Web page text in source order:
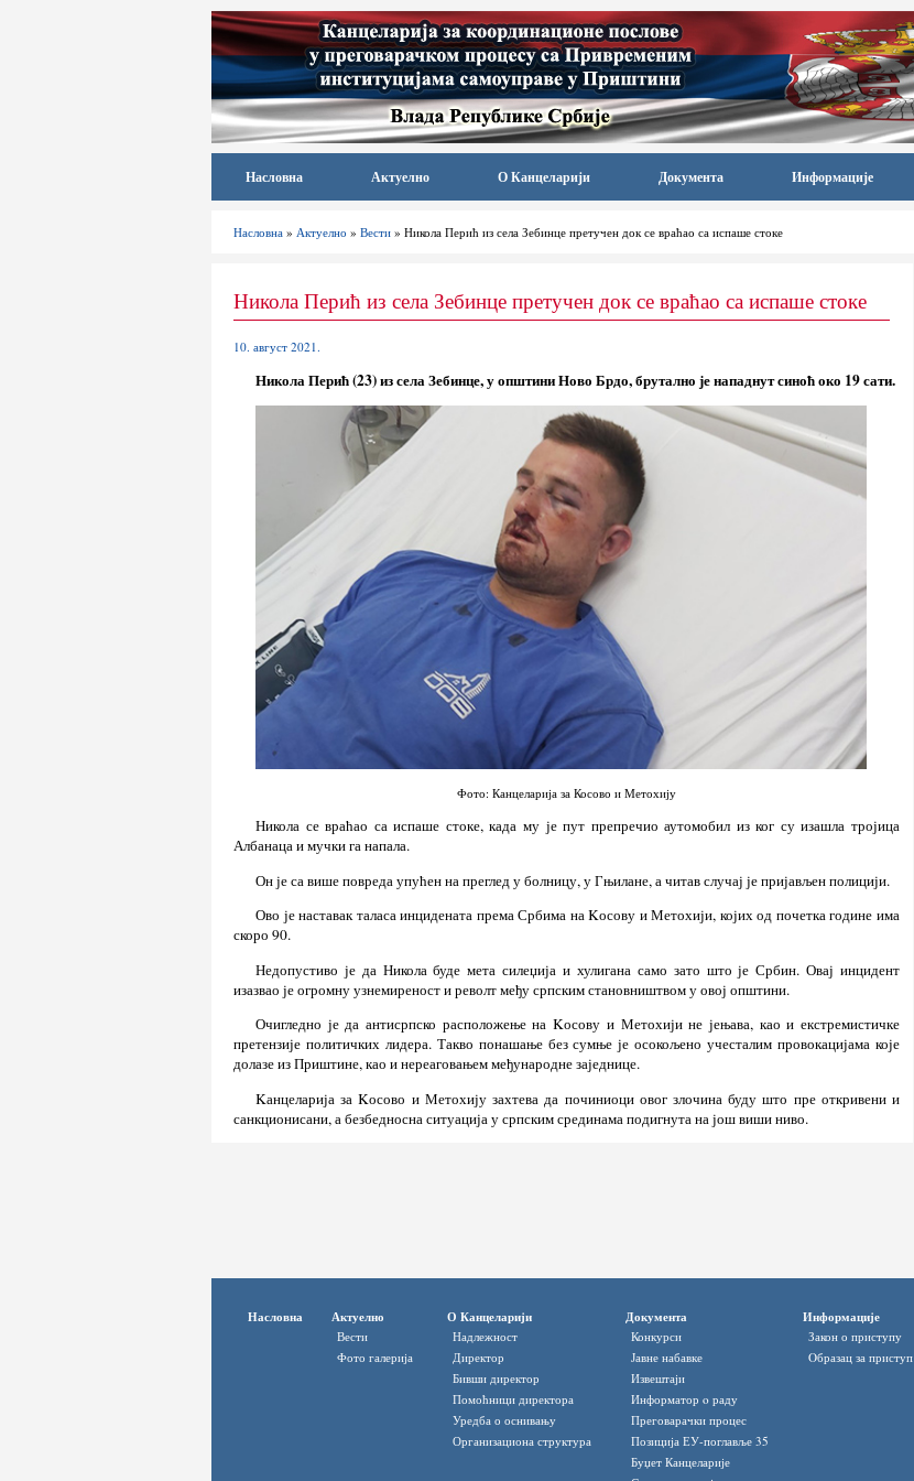
Насловна Актуелно О Канцеларији Документа Информације
Насловна » Актуелно » Вести » Никола Перић из села Зебинце претучен док се враћао са испаше стоке
Никола Перић из села Зебинце претучен док се враћао са испаше стоке
10. август 2021.
Никола Перић (23) из села Зебинце, у општини Ново Брдо, брутално је нападнут синоћ око 19 сати.
Фото: Канцеларија за Косово и Метохију
Никола се враћао са испаше стоке, када му је пут препречио аутомобил из ког су изашла тројица
Албанаца и мучки га напала.
Он је са више повреда упућен на преглед у болницу, у Гњилане, а читав случај је пријављен полицији.
Ово је наставак таласа инцидената према Србима на Kосову и Метохији, којих од почетка године има
скоро 90.
Недопустиво је да Никола буде мета силеџија и хулигана само зато што је Србин. Овај инцидент
изазвао је огромну узнемиреност и револт међу српским становништвом у овој општини.
Очигледно је да антисрпско расположење на Kосову и Метохији не јењава, као и екстремистичке
претензије политичких лидера. Такво понашање без сумње је осокољено учесталим провокацијама које
долазе из Приштине, као и нереаговањем међународне заједнице.
Kанцеларија за Kосово и Метохију захтева да починиоци овог злочина буду што пре откривени и
санкционисани, а безбедносна ситуација у српским срединама подигнута на још виши ниво.
Насловна Актуелно
Вести
Фото галерија
О Канцеларији
Надлежност
Директор
Бивши директор
Помоћници директора
Уредба о оснивању
Организациона структура
Документа
Конкурси
Јавне набавке
Извештаји
Информатор o раду
Преговарачки процес
Позиција ЕУ-поглавље 35
Буџет Канцеларије
Информације
Закон о приступу
Oбразац за приступ